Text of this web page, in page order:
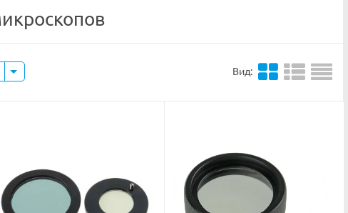
Вид: